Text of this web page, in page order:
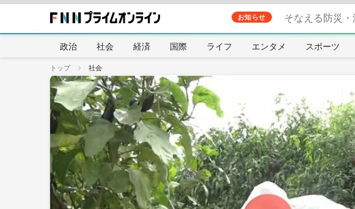
お知らせ そなえる防災・
政治 社会 経済 国際 ライフ エンタメ スポーツ
トップ 社会